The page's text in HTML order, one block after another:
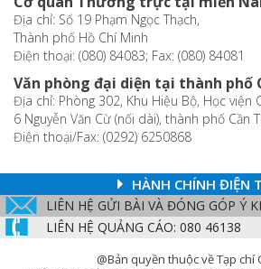
Địa chỉ: Số 19 Phạm Ngọc Thạch,
Thành phố Hồ Chí Minh
Điện thoại: (080) 84083; Fax: (080) 84081
Văn phòng đại diện tại thành phố
Địa chỉ: Phòng 302, Khu Hiệu Bộ, Học viện
6 Nguyễn Văn Cừ (nối dài), thành phố Cần
Điện thoại/Fax: (0292) 6250868
HÀNH CHÍNH ĐIỆN
LIÊN HỆ GỬI BÀI VÀ ĐÓNG GÓP Ý
LIÊN HỆ QUẢNG CÁO: 080 46138
@Bản quyền thuộc về Tạp chí